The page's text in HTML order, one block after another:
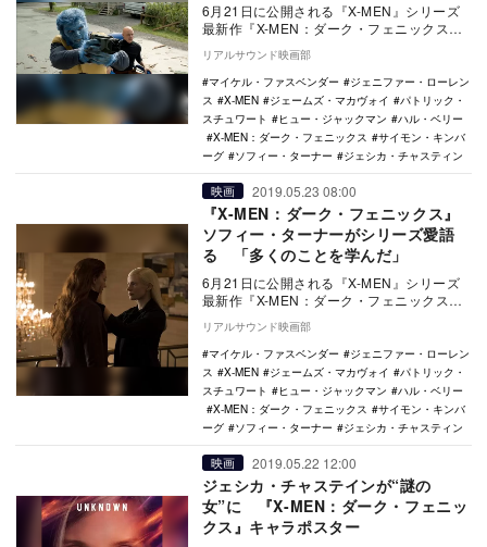
6月21日に公開される『X-MEN』シリーズ
最新作『X-MEN：ダーク・フェニックス』
より、ビーストを演じるニコラス・ホルト
のコ…
リアルサウンド映画部
マイケル・ファスベンダー
ジェニファー・ローレン
ス
X-MEN ジェームズ・マカヴォイ
パトリック・
スチュワート
ヒュー・ジャックマン
ハル・ベリー
X-MEN：ダーク・フェニックス
サイモン・キンバ
ーグ
ソフィー・ターナー ジェシカ・チャスティン
映画 2019.05.23 08:00
『X-MEN：ダーク・フェニックス』
ソフィー・ターナーがシリーズ愛語
る 「多くのことを学んだ」
6月21日に公開される『X-MEN』シリーズ
最新作『X-MEN：ダーク・フェニックス』
より、ジーン・グレイ／ダーク・ フェニッ
ク…
リアルサウンド映画部
マイケル・ファスベンダー
ジェニファー・ローレン
ス
X-MEN ジェームズ・マカヴォイ
パトリック・
スチュワート
ヒュー・ジャックマン
ハル・ベリー
X-MEN：ダーク・フェニックス
サイモン・キンバ
ーグ
ソフィー・ターナー ジェシカ・チャスティン
映画 2019.05.22 12:00
ジェシカ・チャステインが“謎の
女”に 『X-MEN：ダーク・フェニッ
クス』キャラポスター